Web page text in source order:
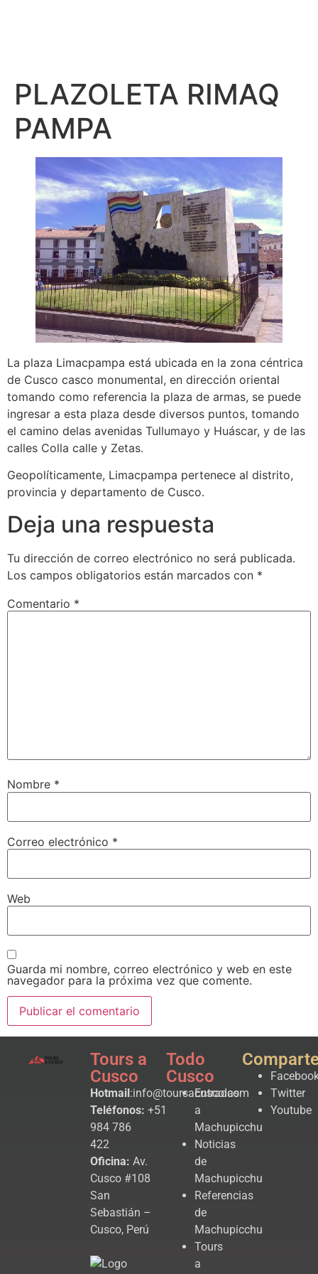
PLAZOLETA RIMAQ
PAMPA
La plaza Limacpampa está ubicada en la zona céntrica
de Cusco casco monumental, en dirección oriental
tomando como referencia la plaza de armas, se puede
ingresar a esta plaza desde diversos puntos, tomando
el camino delas avenidas Tullumayo y Huáscar, y de las
calles Colla calle y Zetas.
Geopolíticamente, Limacpampa pertenece al distrito,
provincia y departamento de Cusco.
Deja una respuesta
Tu dirección de correo electrónico no será publicada.
Los campos obligatorios están marcados con *
Comentario *
Nombre *
Correo electrónico *
Web
Guarda mi nombre, correo electrónico y web en este
navegador para la próxima vez que comente.
Tours a
Cusco
Hotmail:info@toursacusco.com
Teléfonos: +51
984 786
422
Oficina: Av.
Cusco #108
San
Sebastián –
Cusco, Perú
Todo
Cusco
Entradas
a
Machupicchu
Noticias
de
Machupicchu
Referencias
de
Machupicchu
Tours
a
Twitter
Youtube